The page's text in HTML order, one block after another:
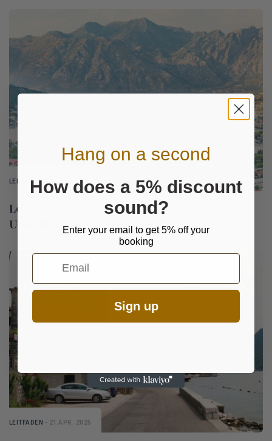
LEITFADEN - 21 APR. 2025
Leben in Montenegro aus der
Urlaubsperspektive
LEITFADEN - 21 APR. 2025
Hang on a second
How does a 5% discount
sound?
Enter your email to get 5% off your
booking
Email
Sign up